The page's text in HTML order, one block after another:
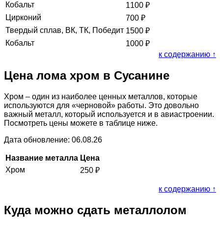
Кобальт
1100 ₽
Цирконий
700 ₽
Твердый сплав, ВК, ТК, Победит 1500 ₽
Кобальт
1000 ₽
к содержанию ↑
Цена лома хром в Сусанине
Хром – один из наиболее ценных металлов, которые
используются для «черновой» работы. Это довольно
важный металл, который используется и в авиастроении.
Посмотреть цены можете в таблице ниже.
Дата обновление: 06.08.26
Название металла Цена
Хром
250 ₽
к содержанию ↑
Куда можно сдать металлолом